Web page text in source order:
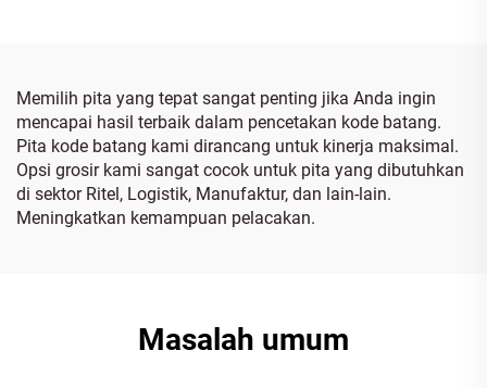
Memilih pita yang tepat sangat penting jika Anda ingin
mencapai hasil terbaik dalam pencetakan kode batang.
Pita kode batang kami dirancang untuk kinerja maksimal.
Opsi grosir kami sangat cocok untuk pita yang dibutuhkan
di sektor Ritel, Logistik, Manufaktur, dan lain-lain.
Meningkatkan kemampuan pelacakan.
Masalah umum